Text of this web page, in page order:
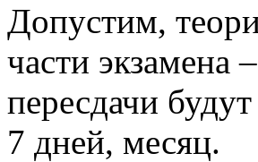
Допустим,
части экзамена
пересдачи
7 дней, месяц.